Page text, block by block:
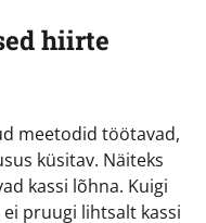
hiirte
meetodid töötavad,
küsitav. Näiteks
kassi lõhna. Kuigi
pruugi lihtsalt kassi